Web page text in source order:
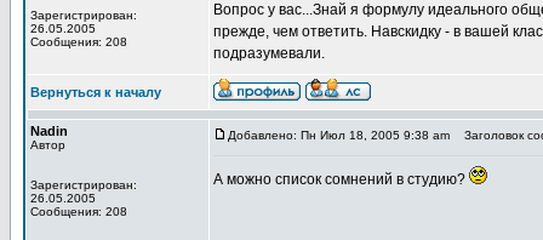
Зарегистрирован:
26.05.2005
Сообщения: 208
Вопрос у вас...Знай я формулу идеального
прежде, чем ответить. Навскидку - в вашей
подразумевали.
Вернуться к началу
Nadin
Автор
Зарегистрирован:
26.05.2005
Сообщения: 208
Добавлено: Пн Июл 18, 2005 9:38 am Заголовок
А можно список сомнений в студию?